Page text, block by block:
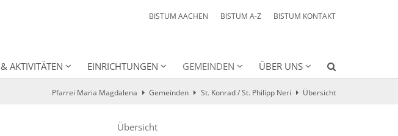
BISTUM AACHEN BISTUM A-Z BISTUM KONTAKT
AKTIVITÄTEN EINRICHTUNGEN GEMEINDEN ÜBER UNS
Pfarrei Maria Magdalena Gemeinden St. Konrad / St. Philipp Neri Übersicht
Übersicht